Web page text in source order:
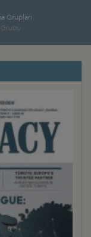
Grupları